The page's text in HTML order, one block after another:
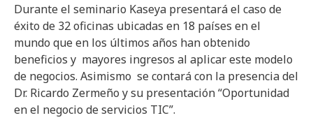
Durante el seminario Kaseya presentará el caso de
éxito de 32 oficinas ubicadas en 18 países en el
mundo que en los últimos años han obtenido
beneficios y mayores ingresos al aplicar este modelo
de negocios. Asimismo se contará con la presencia del
Dr. Ricardo Zermeño y su presentación “Oportunidad
en el negocio de servicios TIC”.